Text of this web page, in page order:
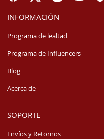
INFORMACIÓN
Programa de lealtad
Programa de Influencers
Blog
Acerca de
SOPORTE
Envíos y Retornos